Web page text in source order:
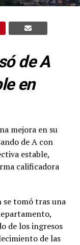
de A
en
mejora en su
de A con
estable,
calificadora
se tomó tras una
de los ingresos
de las